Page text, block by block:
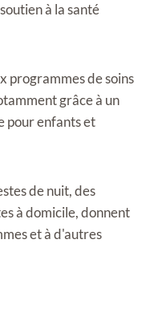
à la santé
programmes de soins
grâce à un
pour enfants et
de nuit, des
à domicile, donnent
et à d'autres